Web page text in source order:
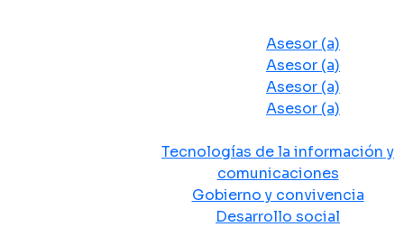
Asesor (a)
Asesor (a)
Asesor (a)
Asesor (a)
Tecnologías de la información y
comunicaciones
Gobierno y convivencia
Desarrollo social